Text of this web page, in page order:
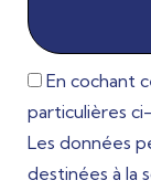
En cochant
particulières
Les données
destinées à la